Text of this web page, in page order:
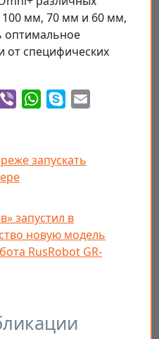
мм, 70 мм и 60 мм,
оптимальное
от специфических
Telegram
Viber WhatsApp
Skype
запускать
запустил в
новую модель
RusRobot GR-